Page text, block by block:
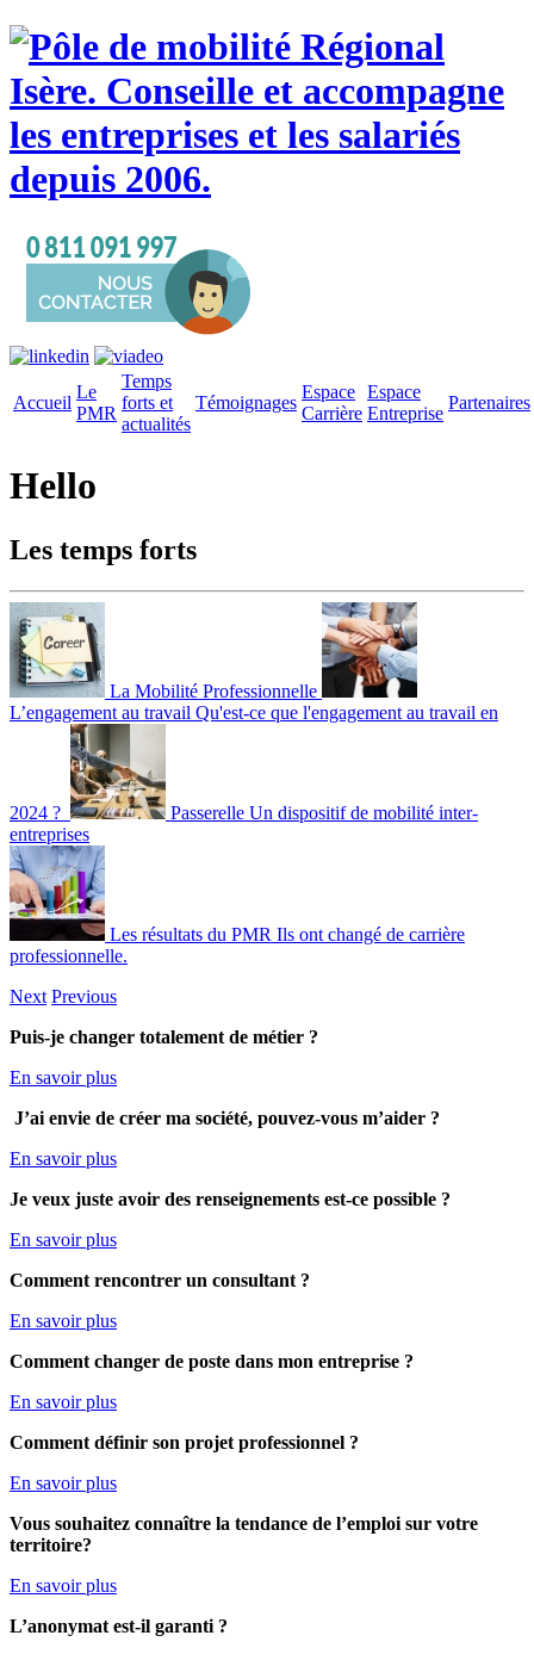
Accueil
Le
PMR
Temps
forts et
actualités
Témoignages
Espace
Carrière
Espace
Entreprise
Partenaires
Hello
Les temps forts
La Mobilité Professionnelle
L’engagement au travail Qu'est-ce que l'engagement au travail en
2024 ? Passerelle Un dispositif de mobilité inter-
entreprises
Les résultats du PMR Ils ont changé de carrière
professionnelle.
Next Previous
Puis-je changer totalement de métier ?
En savoir plus
J’ai envie de créer ma société, pouvez-vous m’aider ?
En savoir plus
Je veux juste avoir des renseignements est-ce possible ?
En savoir plus
Comment rencontrer un consultant ?
En savoir plus
Comment changer de poste dans mon entreprise ?
En savoir plus
Comment définir son projet professionnel ?
En savoir plus
Vous souhaitez connaître la tendance de l’emploi sur votre
territoire?
En savoir plus
L’anonymat est-il garanti ?